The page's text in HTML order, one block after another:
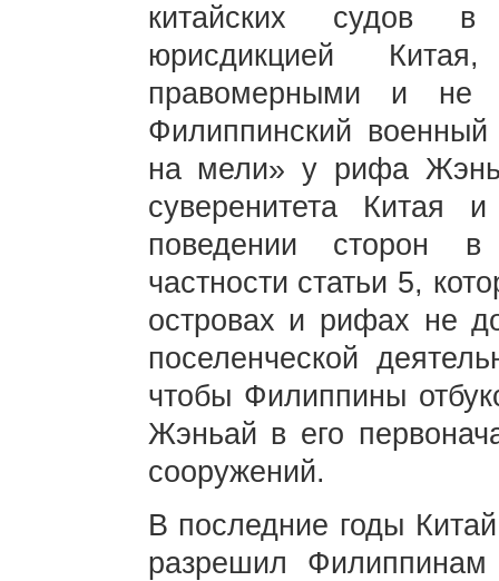
китайских судов
юрисдикцией
правомерными и не
Филиппинский
на мели» у рифа
суверенитета Китая
поведении сторон
частности статьи 5,
островах и рифах не
поселенческой
чтобы Филиппины
Жэньай в его
сооружений.
В последние годы
разрешил Филиппинам